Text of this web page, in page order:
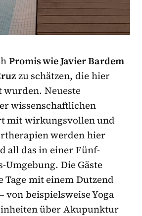
Promis wie Javier Bardem
zu schätzen, die hier
wurden. Neueste
wissenschaftlichen
mit wirkungsvollen und
werden hier
all das in einer Fünf-
Umgebung. Die Gäste
mit einem Dutzend
von beispielsweise Yoga
über Akupunktur